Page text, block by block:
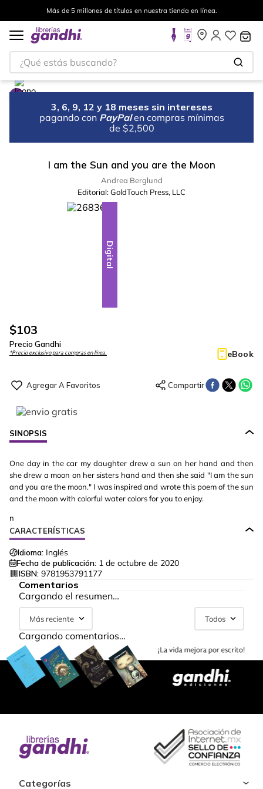
Más de 5 millones de títulos en nuestra tienda en línea.
¿Qué estás buscando?
3, 6, 9, 12 y 18 meses sin intereses
pagando con PayPal en compras mínimas
de $2,500
I am the Sun and you are the Moon
Andrea Berglund
Editorial:GoldTouch Press, LLC
Digital
$103
Precio Gandhi
*Precio exclusivo para compras en línea. eBook
SINOPSIS
One day in the car my daughter drew a sun on her hand and then
she drew a moon on her sisters hand and then she said "I am the sun
and you are the moon." I was inspired and wrote this poem of the sun
and the moon with colorful water colors for you to enjoy.
n
CARACTERÍSTICAS
Idioma: Inglés
Fecha de publicación: 1 de octubre de 2020
ISBN: 9781953791177
Comentarios
Cargando el resumen…
Más reciente Todos
Cargando comentarios…
Categorías